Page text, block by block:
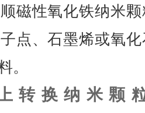
磁性氧化铁纳米
点、石墨烯或氧
。
转换纳米颗粒